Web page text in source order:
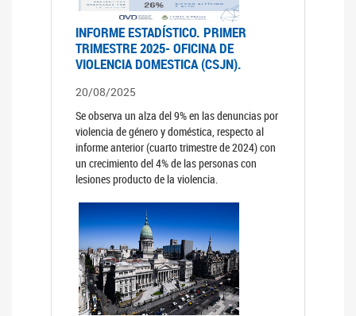
INFORME ESTADÍSTICO. PRIMER
TRIMESTRE 2025- OFICINA DE
VIOLENCIA DOMESTICA (CSJN).
20/08/2025
Se observa un alza del 9% en las denuncias por
violencia de género y doméstica, respecto al
informe anterior (cuarto trimestre de 2024) con
un crecimiento del 4% de las personas con
lesiones producto de la violencia.